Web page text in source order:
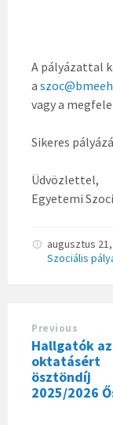
A pályázattal
a
vagy a
Sikeres
Üdvözlettel,
Egyetemi
augusztus
Szociális
Previous
Hallgatók az
oktatásért
ösztöndíj
2025/2026